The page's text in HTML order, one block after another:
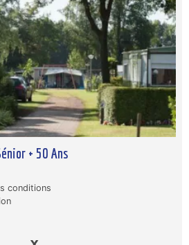
+ 50 Ans
conditions